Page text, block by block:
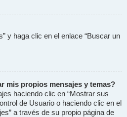
y haga clic en el enlace “Buscar un
mis propios mensajes y temas?
haciendo clic en “Mostrar sus
de Usuario o haciendo clic en el
a través de su propio página de